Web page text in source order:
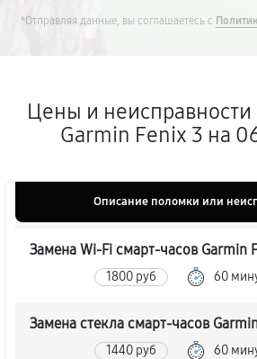
*Отправляя данные, вы соглашаетесь с
Цены и неисправности
Garmin Fenix 3 на
Описание поломки или
Замена Wi-Fi смарт-часов Garmin
1800 руб 60
Замена стекла смарт-часов
1440 руб 60